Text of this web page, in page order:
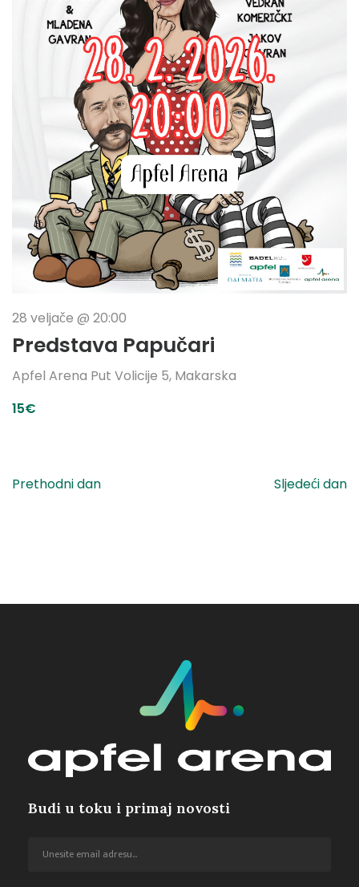
28 veljače @ 20:00
Predstava Papučari
Apfel Arena Put Volicije 5, Makarska
15€
Prethodni dan Sljedeći dan
Budi u toku i primaj novosti